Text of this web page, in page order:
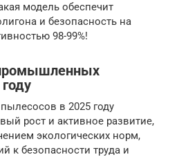
модель обеспечит
и безопасность на
98-99%!
в 2025 году
рост и активное развитие,
экологических норм,
к безопасности труда и